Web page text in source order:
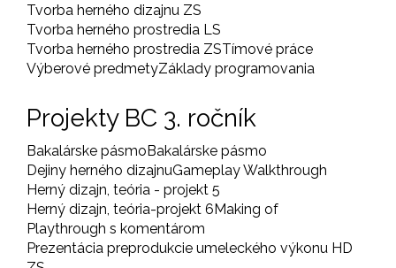
Tvorba herného dizajnu ZS
Tvorba herného prostredia LS
Tvorba herného prostredia ZSTímové práce
Výberové predmetyZáklady programovania
Projekty BC 3. ročník
Bakalárske pásmoBakalárske pásmo
Dejiny herného dizajnuGameplay Walkthrough
Herný dizajn, teória - projekt 5
Herný dizajn, teória-projekt 6Making of
Playthrough s komentárom
Prezentácia preprodukcie umeleckého výkonu HD